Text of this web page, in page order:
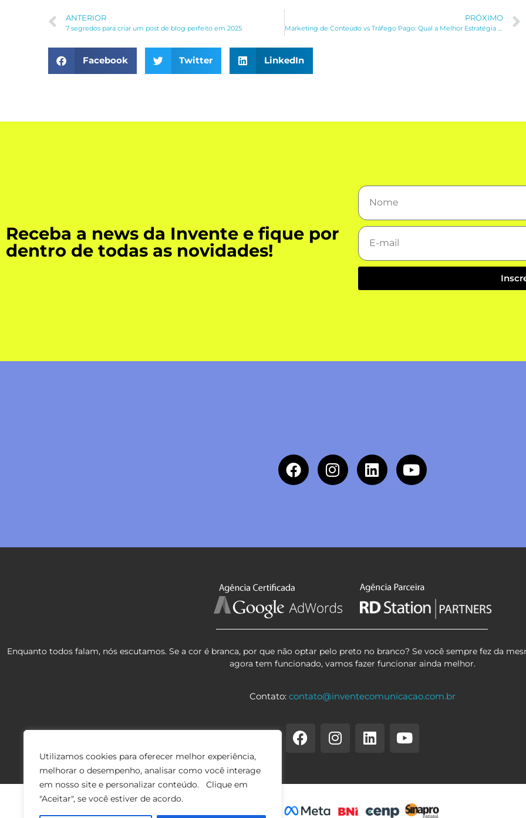
Utilizamos cookies para oferecer melhor experiência,
melhorar o desempenho, analisar como você interage
em nosso site e personalizar conteúdo. Clique em
"Aceitar", se você estiver de acordo.
ANTERIOR
7 segredos para criar um post de blog perfeito em 2025
PRÓXIMO
Facebook Twitter LinkedIn
Receba a news da Invente e fique por
dentro de todas as novidades!
Enquanto todos falam, nós escutamos. Se a cor é branca, por que não optar pelo preto no branco? Se você sempre fez da
agora tem funcionado, vamos fazer funcionar ainda melhor.
Contato: contato@inventecomunicacao.com.br